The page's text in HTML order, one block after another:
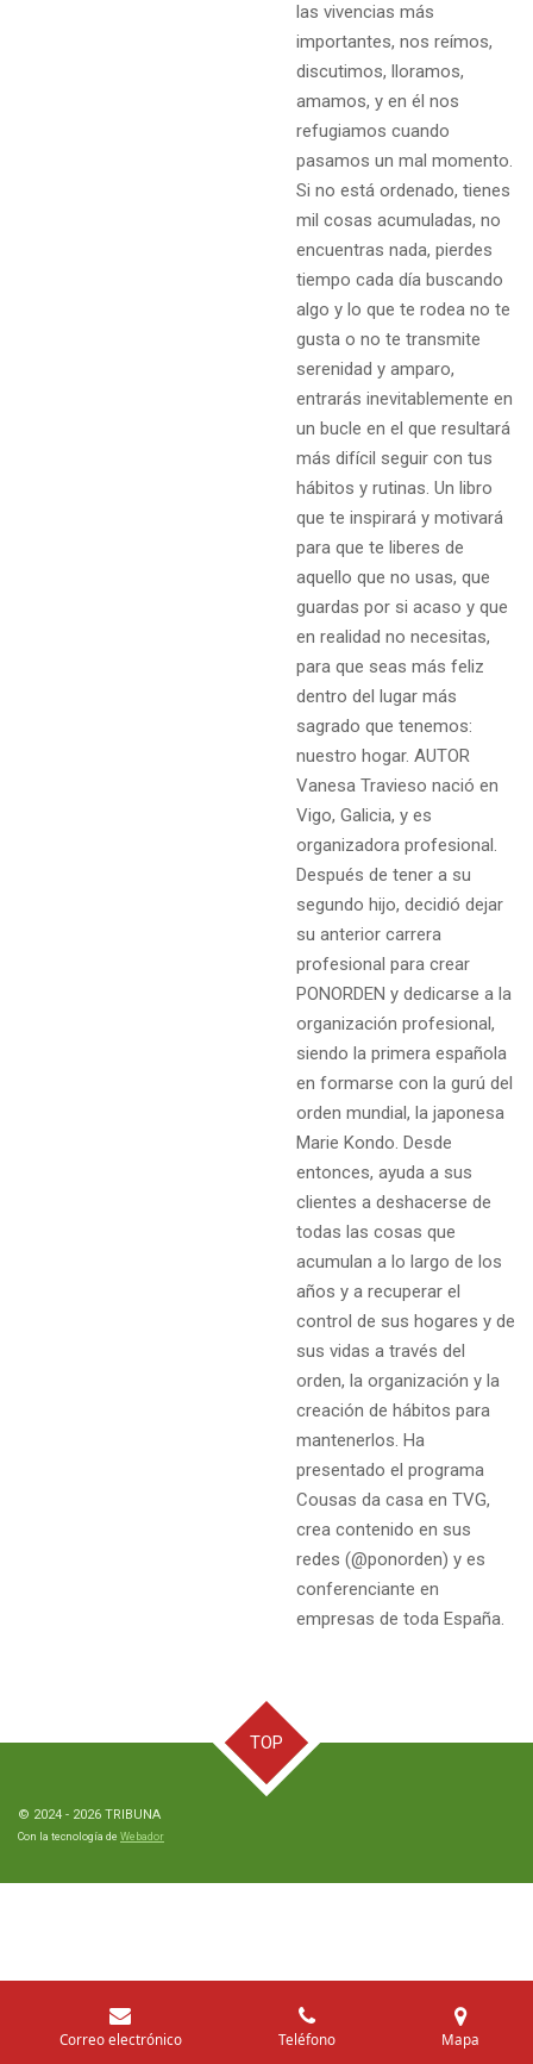
las vivencias más
importantes, nos reímos,
discutimos, lloramos,
amamos, y en él nos
refugiamos cuando
pasamos un mal momento.
Si no está ordenado, tienes
mil cosas acumuladas, no
encuentras nada, pierdes
tiempo cada día buscando
algo y lo que te rodea no te
gusta o no te transmite
serenidad y amparo,
entrarás inevitablemente en
un bucle en el que resultará
más difícil seguir con tus
hábitos y rutinas. Un libro
que te inspirará y motivará
para que te liberes de
aquello que no usas, que
guardas por si acaso y que
en realidad no necesitas,
para que seas más feliz
dentro del lugar más
sagrado que tenemos:
nuestro hogar. AUTOR
Vanesa Travieso nació en
Vigo, Galicia, y es
organizadora profesional.
Después de tener a su
segundo hijo, decidió dejar
su anterior carrera
profesional para crear
PONORDEN y dedicarse a la
organización profesional,
siendo la primera española
en formarse con la gurú del
orden mundial, la japonesa
Marie Kondo. Desde
entonces, ayuda a sus
clientes a deshacerse de
todas las cosas que
acumulan a lo largo de los
años y a recuperar el
control de sus hogares y de
sus vidas a través del
orden, la organización y la
creación de hábitos para
mantenerlos. Ha
presentado el programa
Cousas da casa en TVG,
crea contenido en sus
redes (@ponorden) y es
conferenciante en
empresas de toda España.
TOP
© 2024 - 2026 TRIBUNA
Con la tecnología de Webador
Correo electrónico Teléfono Mapa